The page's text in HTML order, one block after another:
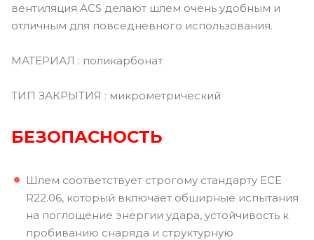
вентиляция ACS делают шлем очень удобным и
отличным для повседневного использования.
МАТЕРИАЛ : поликарбонат
ТИП ЗАКРЫТИЯ : микрометрический
БЕЗОПАСНОСТЬ
Шлем соответствует строгому стандарту ECE
R22.06, который включает обширные испытания
на поглощение энергии удара, устойчивость к
пробиванию снаряда и структурную